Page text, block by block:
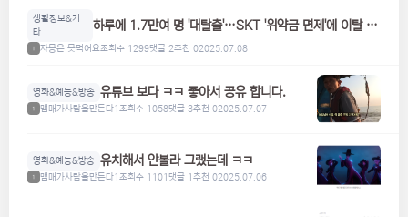
생활정보&기
타
하루에 1.7만여 명 '대탈출'…SKT '위약금 면제'에 이탈 급
1 자몽은 못먹어요조회수 1299댓글 2추천 02025.07.08
영화&예능&방송 유튜브 보다 ㅋㅋ 좋아서 공유 합니다.
1 맴매가사람을만든다1조회수 1058댓글 3추천 02025.07.07
영화&예능&방송 유치해서 안볼라 그랬는데 ㅋㅋ
1 맴매가사람을만든다1조회수 1101댓글 1추천 02025.07.06